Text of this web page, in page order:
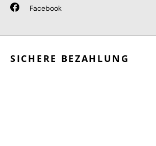
Facebook
SICHERE BEZAHLUNG